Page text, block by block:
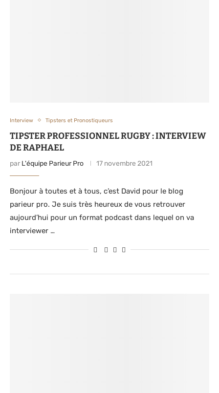
Interview Tipsters et Pronostiqueurs
TIPSTER PROFESSIONNEL RUGBY : INTERVIEW
DE RAPHAEL
par L'équipe Parieur Pro 17 novembre 2021
Bonjour à toutes et à tous, c’est David pour le blog
parieur pro. Je suis très heureux de vous retrouver
aujourd’hui pour un format podcast dans lequel on va
interviewer …